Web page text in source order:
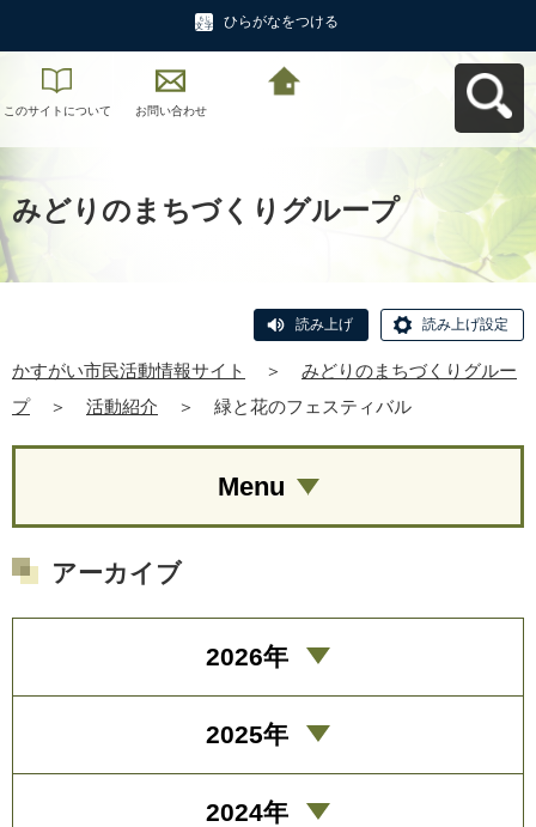
ひらがなをつける
このサイトについて お問い合わせ
みどりのまちづくりグループ
読み上げ 読み上げ設定
かすがい市民活動情報サイト ＞
みどりのまちづくりグルー
プ
＞ 活動紹介 ＞ 緑と花のフェスティバル
Menu
アーカイブ
2026年
2025年
2024年